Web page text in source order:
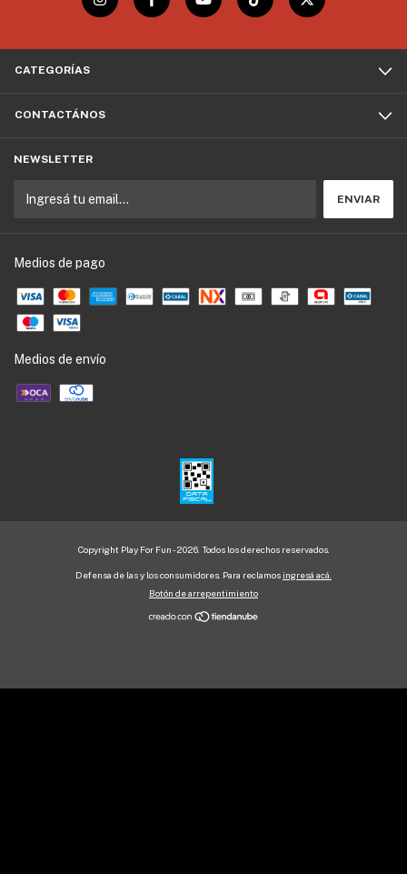
CATEGORÍAS
CONTACTÁNOS
NEWSLETTER
Medios de pago
Medios de envío
Copyright Play For Fun - 2026. Todos los derechos reservados.
Defensa de las y los consumidores. Para reclamos ingresá acá.
Botón de arrepentimiento